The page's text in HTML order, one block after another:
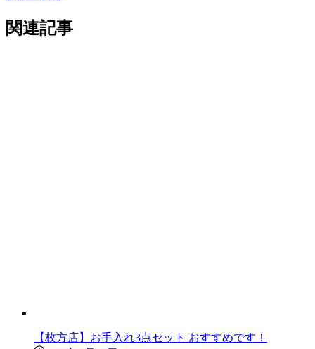
関連記事
【枚方店】お手入れ3点セット おすすめです！